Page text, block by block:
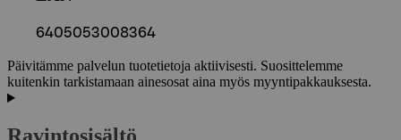
6405053008364
Päivitämme palvelun tuotetietoja aktiivisesti. Suosittelemme
kuitenkin tarkistamaan ainesosat aina myös myyntipakkauksesta.